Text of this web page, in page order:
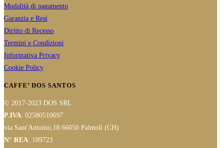
Modalità di pagamento
Garanzia e Resi
Diritto di Recesso
Termini e Condizioni
Informativa Privacy
Cookie Policy
CAFFE’ DOS SANTOS
© 2017-2023 DOS SRL
P.IVA: 02580510697
via Sant'Antonio,18 66050 Palmoli (CH)
N° REA: 189723